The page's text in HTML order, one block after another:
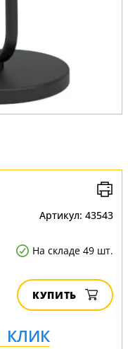
Артикул: 43543
На складе 49 шт.
КУПИТЬ